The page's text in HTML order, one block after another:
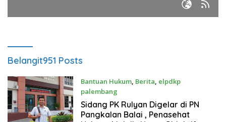
Belangit951 Posts
Bantuan Hukum, Berita, elpdkp
palembang
July 11, 2025
Sidang PK Rulyan Digelar di PN
Pangkalan Balai , Penasehat